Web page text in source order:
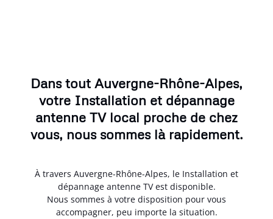
Dans tout Auvergne-Rhône-Alpes,
votre Installation et dépannage
antenne TV local proche de chez
vous, nous sommes là rapidement.
À travers Auvergne-Rhône-Alpes, le Installation et
dépannage antenne TV est disponible.
Nous sommes à votre disposition pour vous
accompagner, peu importe la situation.